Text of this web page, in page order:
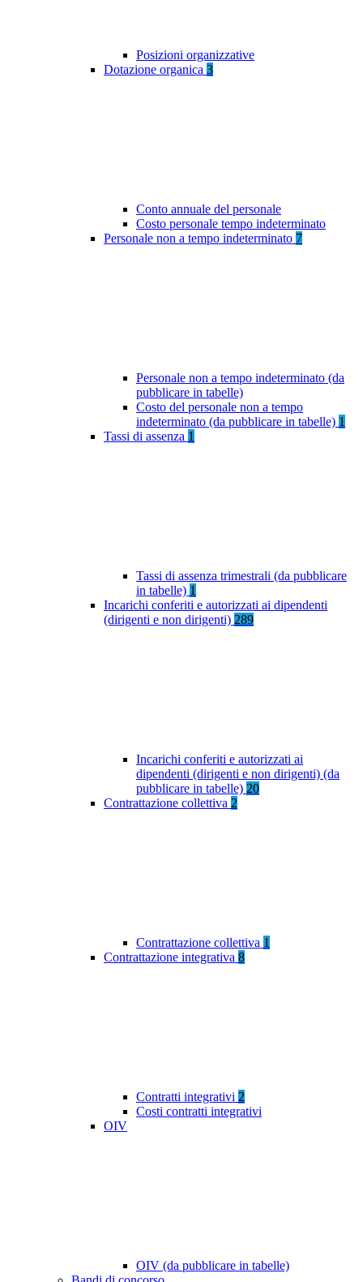
Posizioni organizzative
Dotazione organica 3
Conto annuale del personale
Costo personale tempo indeterminato
Personale non a tempo indeterminato 7
Personale non a tempo indeterminato (da
pubblicare in tabelle)
Costo del personale non a tempo
indeterminato (da pubblicare in tabelle) 1
Tassi di assenza 1
Tassi di assenza trimestrali (da pubblicare
in tabelle) 1
Incarichi conferiti e autorizzati ai dipendenti
(dirigenti e non dirigenti) 289
Incarichi conferiti e autorizzati ai
dipendenti (dirigenti e non dirigenti) (da
pubblicare in tabelle) 20
Contrattazione collettiva 2
Contrattazione collettiva 1
Contrattazione integrativa 8
Contratti integrativi 2
Costi contratti integrativi
OIV
OIV (da pubblicare in tabelle)